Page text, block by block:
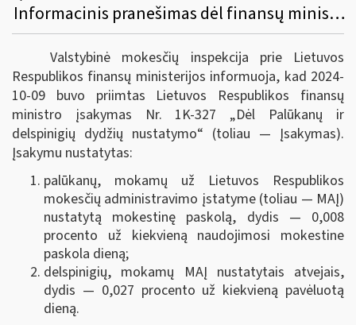
Informacinis pranešimas dėl finansų ministro įsakymo pakeitimo
Valstybinė mokesčių inspekcija prie Lietuvos
Respublikos finansų ministerijos informuoja, kad 2024-
10-09 buvo priimtas Lietuvos Respublikos finansų
ministro įsakymas Nr. 1K-327 „Dėl Palūkanų ir
delspinigių dydžių nustatymo“ (toliau — Įsakymas).
Įsakymu nustatytas:
palūkanų, mokamų už Lietuvos Respublikos
mokesčių administravimo įstatyme (toliau — MAĮ)
nustatytą mokestinę paskolą, dydis — 0,008
procento už kiekvieną naudojimosi mokestine
paskola dieną;
delspinigių, mokamų MAĮ nustatytais atvejais,
dydis — 0,027 procento už kiekvieną pavėluotą
dieną.